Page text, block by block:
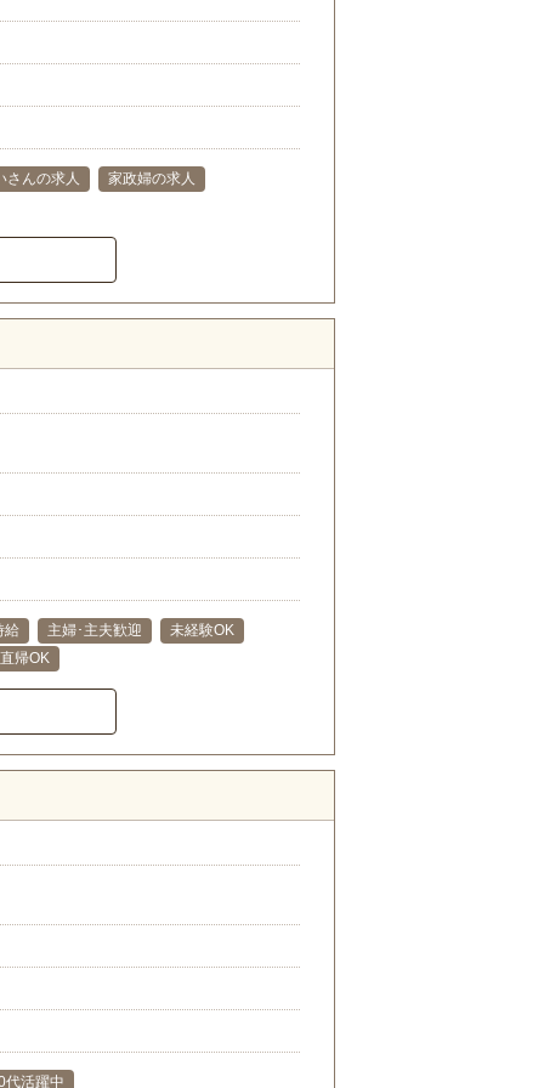
さんの求人 家政婦の求人
給 主婦･主夫歓迎
未経験OK
帰OK
代活躍中